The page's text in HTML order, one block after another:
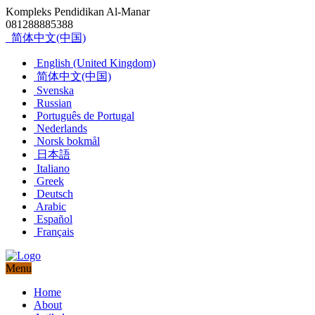
Kompleks Pendidikan Al-Manar
081288885388
简体中文(中国)
English (United Kingdom)
简体中文(中国)
Svenska
Russian
Português de Portugal
Nederlands
Norsk bokmål
日本語
Italiano
Greek
Deutsch
Arabic
Español
Français
Menu
Home
About